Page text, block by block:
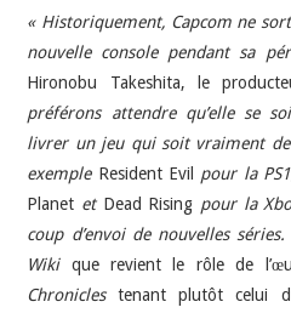
« Historiquement, Capcom ne
nouvelle console pendant sa
Hironobu Takeshita, le
préférons attendre qu’elle se
livrer un jeu qui soit vraiment
exempleResident Evil pour la
Planet etDead Rising pour la
coup d’envoi de nouvelles séries.
Wikique revient le rôle de
Chroniclestenant plutôt celui